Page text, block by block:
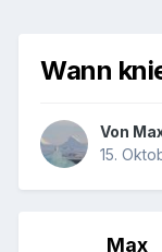
Wann
Von
15.
Max